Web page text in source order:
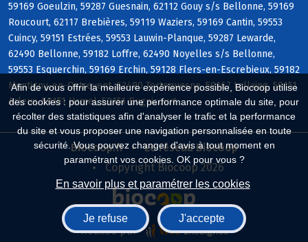
Afin de vous offrir la meilleure expérience possible, Biocoop utilise
des cookies : pour assurer une performance optimale du site, pour
récolter des statistiques afin d'analyser le trafic et la performance
du site et vous proposer une navigation personnalisée en toute
sécurité. Vous pouvez changer d'avis à tout moment en
paramétrant vos cookies. OK pour vous ?
En savoir plus et paramétrer les cookies
Je refuse J'accepte
59169 Goeulzin, 59287 Guesnain, 62112 Gouy s/s Bellonne, 59169
Roucourt, 62117 Brebières, 59119 Waziers, 59169 Cantin, 59553
Cuincy, 59151 Estrées, 59553 Lauwin-Planque, 59287 Lewarde,
62490 Bellonne, 59182 Loffre, 62490 Noyelles s/s Bellonne,
59553 Esquerchin, 59169 Erchin, 59128 Flers-en-Escrebieux, 59182
Montigny-en-Ostrevent, 62490 Tortequesne, 59167 Lallaing, 59151
Arleux, 59151 Hamel, 59151 Bugnicourt
Biocoop.fr
Le réseau Biocoop
Copyright Biocoop 2026
Réalisé par